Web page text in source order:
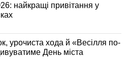
найкращі привітання у
урочиста хода й «Весілля по-
День міста